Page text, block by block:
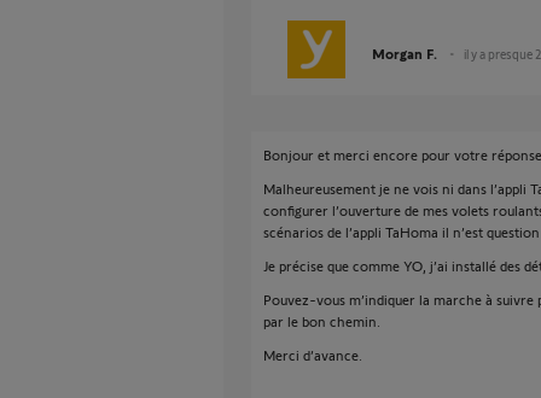
Morgan F. il y a presque
Bonjour et merci encore pour votre réponse.
Malheureusement je ne vois ni dans l’appli
configurer l’ouverture de mes volets
scénarios de l’appli TaHoma il n’est
Je précise que comme YO, j’ai installé des
Pouvez-vous m’indiquer la marche à
par le bon chemin.
Merci d’avance.